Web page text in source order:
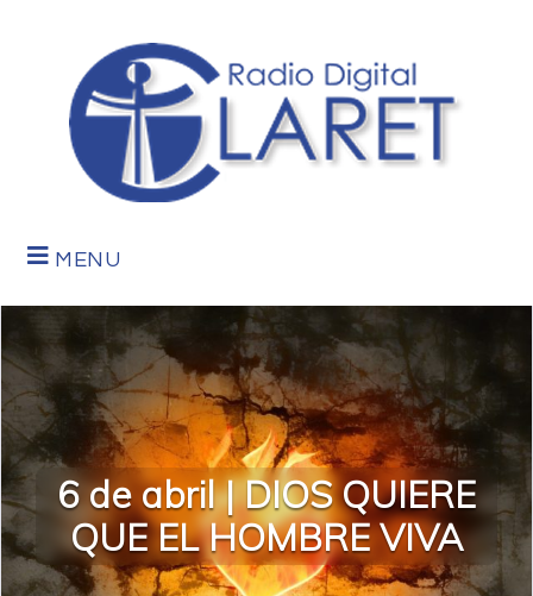
MENU
6 de abril | DIOS QUIERE
QUE EL HOMBRE VIVA